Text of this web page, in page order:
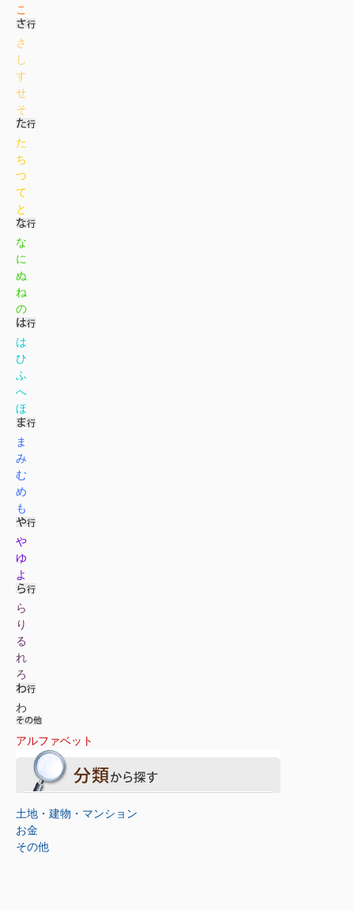
こ
さ
し
す
せ
そ
た
ち
つ
て
と
な
に
ぬ
ね
の
は
ひ
ふ
へ
ほ
ま
み
む
め
も
や
ゆ
よ
ら
り
る
れ
ろ
わ
アルファベット
土地・建物・マンション
お金
その他